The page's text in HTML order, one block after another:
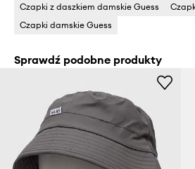
Czapki z daszkiem damskie Guess
Czapki damskie Guess
Sprawdź podobne produkty